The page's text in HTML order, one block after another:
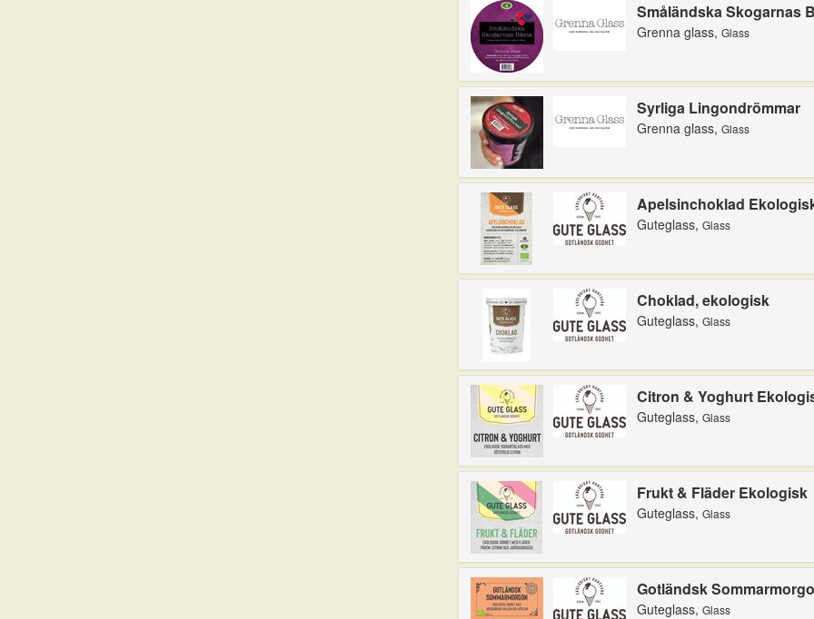
Småländska Skogarnas
Grenna glass, Glass
Syrliga Lingondrömmar
Grenna glass, Glass
Apelsinchoklad
Guteglass, Glass
Choklad, ekologisk
Guteglass, Glass
Citron & Yoghurt
Guteglass, Glass
Frukt & Fläder Ekologisk
Guteglass, Glass
Gotländsk
Guteglass, Glass